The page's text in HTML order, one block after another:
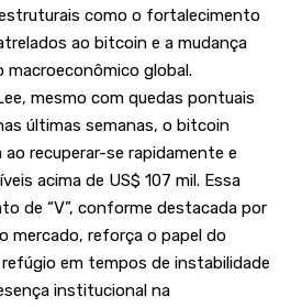
como o fortalecimento
ao bitcoin e a mudança
global.
mesmo com quedas pontuais
últimas semanas, o bitcoin
recuperar-se rapidamente e
acima de US$ 107 mil. Essa
de “V”, conforme destacada por
mercado, reforça o papel do
em tempos de instabilidade
institucional na